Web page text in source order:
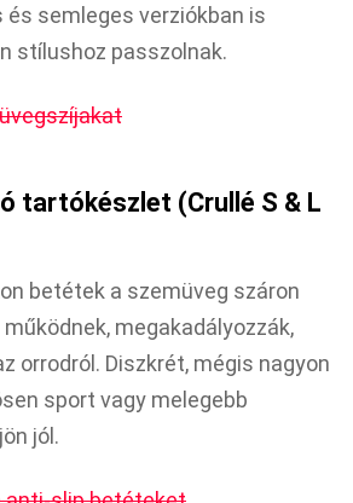
és semleges verziókban is
stílushoz passzolnak.
tartókészlet (Crullé S & L
betétek a szemüveg száron
megakadályozzák,
orrodról. Diszkrét, mégis nagyon
sport vagy melegebb
jól.